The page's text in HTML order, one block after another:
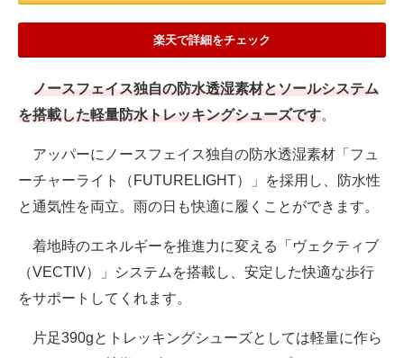
楽天で詳細をチェック
ノースフェイス独自の防水透湿素材とソールシステム
を搭載した軽量防水トレッキングシューズです。
アッパーにノースフェイス独自の防水透湿素材「フュ
ーチャーライト（FUTURELIGHT）」を採用し、防水性
と通気性を両立。雨の日も快適に履くことができます。
着地時のエネルギーを推進力に変える「ヴェクティブ
（VECTIV）」システムを搭載し、安定した快適な歩行
をサポートしてくれます。
片足390gとトレッキングシューズとしては軽量に作ら